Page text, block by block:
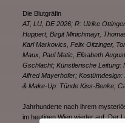
Die Blutgräfin
AT, LU, DE 2026; R: Ulrike
Huppert, Birgit Minichmayr,
Karl Markovics, Felix Oitzinger,
Maux, Paul Matic, Elisabeth
Gschlacht; Künstlerische Leitung:
Alfred Mayerhofer;
& Make-Up: Tünde Kiss-Benke;
Jahrhunderte nach ihrem
im heutigen Wien wieder auf. Der